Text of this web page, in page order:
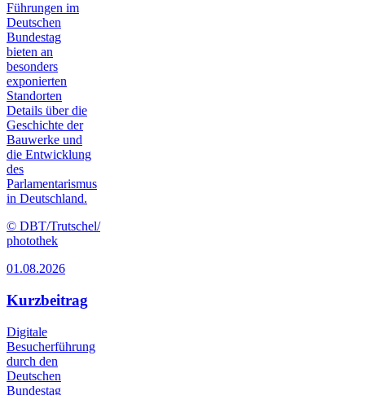
Führungen im
Deutschen
Bundestag
bieten an
besonders
exponierten
Standorten
Details über die
Geschichte der
Bauwerke und
die Entwicklung
des
Parlamentarismus
in Deutschland.
© DBT/Trutschel/
photothek
01.08.2026
Kurzbeitrag
Digitale
Besucherführung
durch den
Deutschen
Bundestag